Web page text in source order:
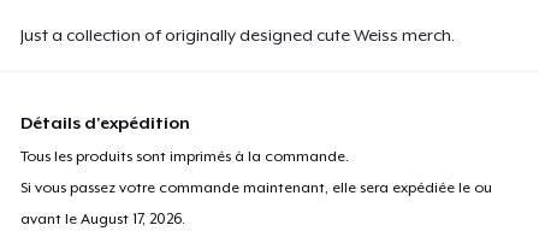
Just a collection of originally designed cute Weiss merch.
Détails d'expédition
Tous les produits sont imprimés à la commande.
Si vous passez votre commande maintenant, elle sera expédiée le ou
avant leAugust 17, 2026.